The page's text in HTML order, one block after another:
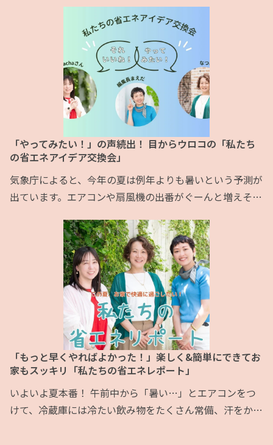
なるべく安く抑えたいところ。でも毎日家事に仕事に育児
に忙しい私たち。難しいことや面倒なことはパス！ です
よね。 そこでレタスクラブ編集部がストレスなしで簡単
にできる楽しい冬の省エネアイデアをリサーチ。実際にレ
タスフレンズがやってみた様子をお伝えします！ 『レタ
「やってみたい！」の声続出！ 目からウロコの「私たち
の省エネアイデア交換会」
気象庁によると、今年の夏は例年よりも暑いという予測が
出ています。エアコンや扇風機の出番がぐーんと増えそう
いしたい」との呼びかけをしているのをニュースで目にし
た人も多いはず。 電気はためることができないので、
「つかう（需要）量」と 「つくる（供給）量」を同じ量
にしてバランスをとる必要があります。今年の夏、予想を
超える猛暑になった場合、エアコンなどでみんなが一斉に
「もっと早くやればよかった！」楽しく&簡単にできてお
家もスッキリ「私たちの省エネレポート」
いよいよ夏本番！ 午前中から「暑い…」とエアコンをつ
けて、冷蔵庫には冷たい飲み物をたくさん常備、汗をかい